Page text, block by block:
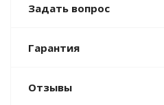
Задать вопрос
Гарантия
Отзывы